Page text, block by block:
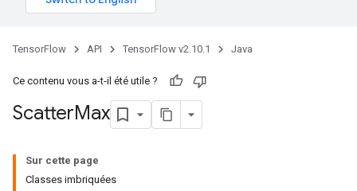
TensorFlow API TensorFlow v2.10.1 Java
Ce contenu vous a-t-il été utile ?
ScatterMax
Sur cette page
Classes imbriquées